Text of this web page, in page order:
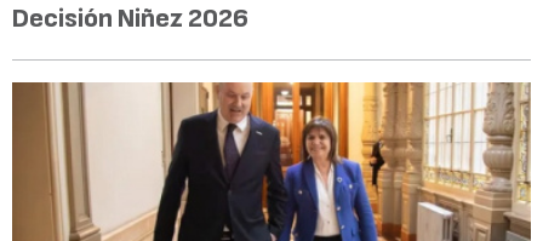
Decisión Niñez 2026